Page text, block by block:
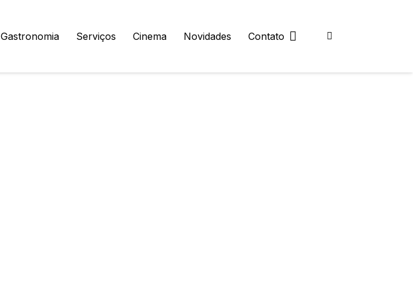
Gastronomia Serviços Cinema Novidades Contato